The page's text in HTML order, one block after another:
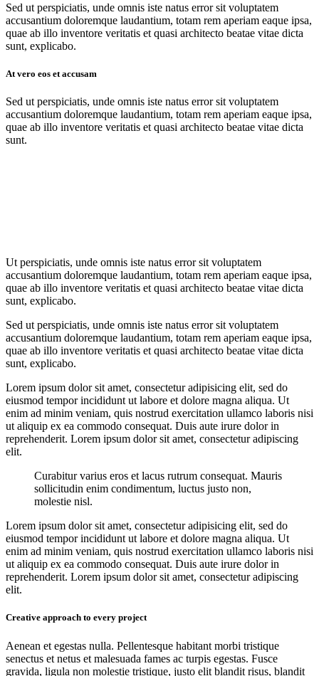
Sed ut perspiciatis, unde omnis iste natus error sit voluptatem
accusantium doloremque laudantium, totam rem aperiam eaque ipsa,
quae ab illo inventore veritatis et quasi architecto beatae vitae dicta
sunt, explicabo.
At vero eos et accusam
Sed ut perspiciatis, unde omnis iste natus error sit voluptatem
accusantium doloremque laudantium, totam rem aperiam eaque ipsa,
quae ab illo inventore veritatis et quasi architecto beatae vitae dicta
sunt.
Ut perspiciatis, unde omnis iste natus error sit voluptatem
accusantium doloremque laudantium, totam rem aperiam eaque ipsa,
quae ab illo inventore veritatis et quasi architecto beatae vitae dicta
sunt, explicabo.
Sed ut perspiciatis, unde omnis iste natus error sit voluptatem
accusantium doloremque laudantium, totam rem aperiam eaque ipsa,
quae ab illo inventore veritatis et quasi architecto beatae vitae dicta
sunt, explicabo.
Lorem ipsum dolor sit amet, consectetur adipisicing elit, sed do
eiusmod tempor incididunt ut labore et dolore magna aliqua. Ut
enim ad minim veniam, quis nostrud exercitation ullamco laboris nisi
ut aliquip ex ea commodo consequat. Duis aute irure dolor in
reprehenderit. Lorem ipsum dolor sit amet, consectetur adipiscing
elit.
Curabitur varius eros et lacus rutrum consequat. Mauris
sollicitudin enim condimentum, luctus justo non,
molestie nisl.
Lorem ipsum dolor sit amet, consectetur adipisicing elit, sed do
eiusmod tempor incididunt ut labore et dolore magna aliqua. Ut
enim ad minim veniam, quis nostrud exercitation ullamco laboris nisi
ut aliquip ex ea commodo consequat. Duis aute irure dolor in
reprehenderit. Lorem ipsum dolor sit amet, consectetur adipiscing
elit.
Creative approach to every project
Aenean et egestas nulla. Pellentesque habitant morbi tristique
senectus et netus et malesuada fames ac turpis egestas. Fusce
gravida, ligula non molestie tristique, justo elit blandit risus, blandit